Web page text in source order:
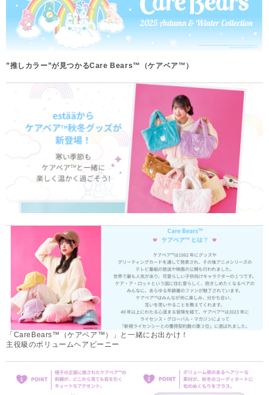
”推しカラー”が見つかるCare Bears™（ケアベア™）
「CareBears™（ケアベア™）」と一緒にお出かけ！
主役級のボリュームヘアビーニー